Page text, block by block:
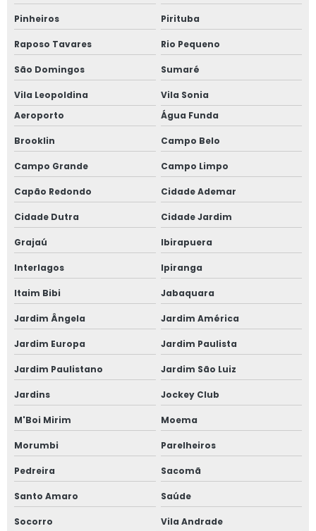
Janela para casas de alto padrão
Janela de correr 2 folhas
Janela de correr 3 folhas
Janela de correr 4 folhas
Janela de correr para quarto
Janela fixa vidro duplo
Janela de giro
Janela maxim ar 80x80
Janela oscilo batente preço
Janela com persiana entre vidros
Janela sobrepor acústica
Janela sobreposta
Janela sobreposta acústica
Janela sobreposta de alto padrão
Janela sobreposta de correr
Pinheiros Pirituba
Raposo Tavares Rio Pequeno
São Domingos Sumaré
Vila Leopoldina
Vila Sonia
Aeroporto
Água Funda
Brooklin Campo Belo
Campo Grande Campo Limpo
Capão Redondo Cidade Ademar
Cidade Dutra Cidade Jardim
Grajaú Ibirapuera
Interlagos Ipiranga
Itaim Bibi Jabaquara
Jardim Ângela Jardim América
Jardim Europa Jardim Paulista
Jardim Paulistano Jardim São Luiz
Jardins Jockey Club
M'Boi Mirim Moema
Morumbi Parelheiros
Pedreira Sacomã
Santo Amaro Saúde
Socorro Vila Andrade